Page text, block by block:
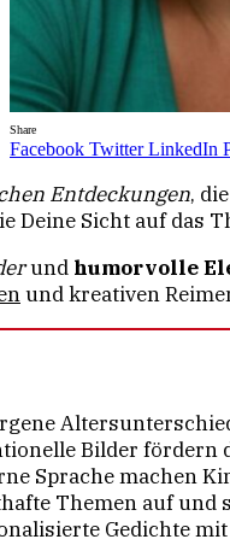
Share
Facebook Twitter LinkedIn
Entdeckungen,
Deine Sicht auf das
und humorvolle
und kreativen
Bilder
Sprache machen
Themen auf und
Gedichte